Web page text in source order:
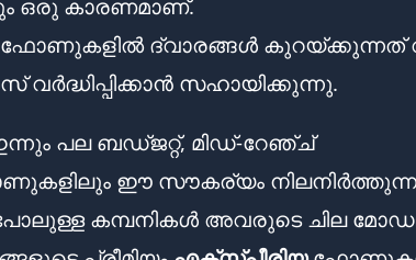
ഒരു കാരണമാണ്.
ഫോണുകളിൽ ദ്വാരങ്ങൾ കുറയ്ക്കുന്നത്
വർദ്ധിപ്പിക്കാൻ സഹായിക്കുന്നു.
പല ബഡ്ജറ്റ്, മിഡ്-റേഞ്ച്
ഈ സൗകര്യം
കമ്പനികൾ അവരുടെ ചില